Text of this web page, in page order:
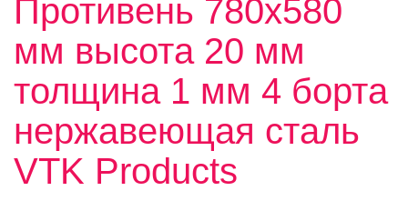
Противень 780х580
мм высота 20 мм
толщина 1 мм 4 борта
нержавеющая сталь
VTK Products